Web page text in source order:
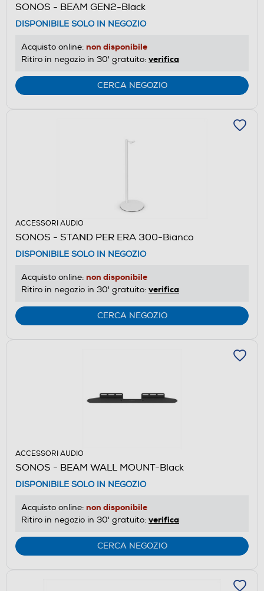
SONOS - BEAM GEN2-Black
DISPONIBILE SOLO IN NEGOZIO
Acquisto online: non disponibile
Ritiro in negozio in 30' gratuito: verifica
CERCA NEGOZIO
ACCESSORI AUDIO
SONOS - STAND PER ERA 300-Bianco
DISPONIBILE SOLO IN NEGOZIO
Acquisto online: non disponibile
Ritiro in negozio in 30' gratuito: verifica
CERCA NEGOZIO
ACCESSORI AUDIO
SONOS - BEAM WALL MOUNT-Black
DISPONIBILE SOLO IN NEGOZIO
Acquisto online: non disponibile
Ritiro in negozio in 30' gratuito: verifica
CERCA NEGOZIO